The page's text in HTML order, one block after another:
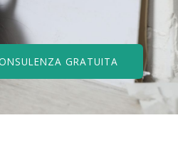
GRATUITA